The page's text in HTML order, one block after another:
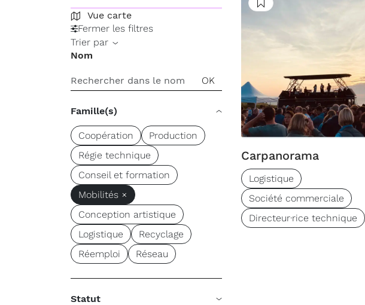
Vue carte
Fermer les filtres
Trier par
Nom
Famille(s)
Coopération
Production
Régie technique
Conseil et formation
Mobilités ×
Conception artistique
Logistique
Recyclage
Réemploi
Réseau
Statut
Suivre
Carpanorama
Logistique
Société commerciale
Directeur·rice technique